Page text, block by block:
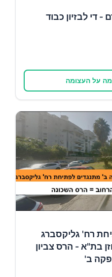
די לבזיון כבוד
על העצומה
רח' גליקסברג
בת"א - הרס צביון
ב'